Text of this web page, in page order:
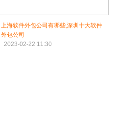
上海软件外包公司有哪些,深圳十大软件
外包公司
2023-02-22 11:30